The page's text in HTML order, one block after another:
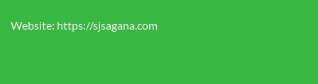
Website: https://sjsagana.com